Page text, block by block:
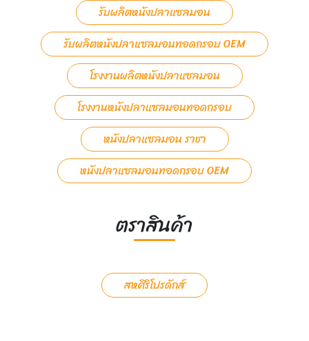
รับผลิตหนังปลาแซลมอน
รับผลิตหนังปลาแซลมอนทอดกรอบ OEM
โรงงานผลิตหนังปลาแซลมอน
โรงงานหนังปลาแซลมอนทอดกรอบ
หนังปลาแซลมอน ราชา
หนังปลาแซลมอนทอดกรอบ OEM
ตราสินค้า
สหศิริโปรดักส์